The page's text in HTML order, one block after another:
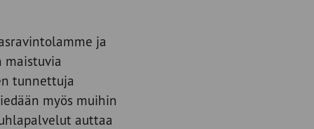
ja
maistuvia
tunnettuja
myös muihin
auttaa